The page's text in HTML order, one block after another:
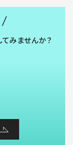
みませんか？